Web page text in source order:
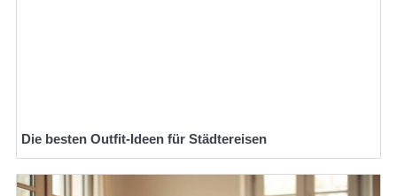
Die besten Outfit-Ideen für Städtereisen